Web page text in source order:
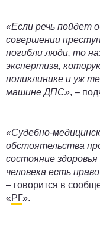
«Если речь пойдет
совершении
погибли люди, то
экспертиза,
поликлинике и уж
машине ДПС», –
«Судебно-
обстоятельства
состояние
человека есть
– говорится в
«РГ».